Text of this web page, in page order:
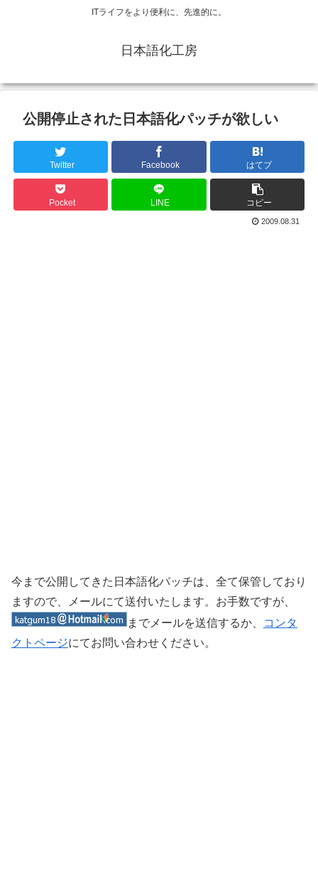
ITライフをより便利に、先進的に。
日本語化工房
公開停止された日本語化パッチが欲しい
Twitter Facebook はてブ
Pocket LINE コピー
2009.08.31
今まで公開してきた日本語化パッチは、全て保管しており
ますので、メールにて送付いたします。お手数ですが、
までメールを送信するか、
コンタ
クトページにてお問い合わせください。